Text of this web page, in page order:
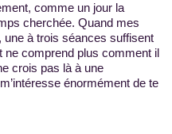
comme un jour la
cherchée. Quand mes
à trois séances suffisent
ne comprend plus comment il
crois pas là à une
énormément de te